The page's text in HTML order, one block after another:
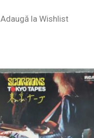
Adaugă la Wishlist